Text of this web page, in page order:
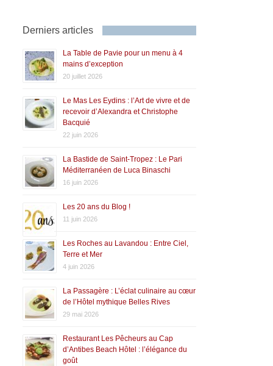
Derniers articles
La Table de Pavie pour un menu à 4
mains d’exception
20 juillet 2026
Le Mas Les Eydins : l’Art de vivre et de
recevoir d’Alexandra et Christophe
Bacquié
22 juin 2026
La Bastide de Saint-Tropez : Le Pari
Méditerranéen de Luca Binaschi
16 juin 2026
Les 20 ans du Blog !
11 juin 2026
Les Roches au Lavandou : Entre Ciel,
Terre et Mer
4 juin 2026
La Passagère : L’éclat culinaire au cœur
de l’Hôtel mythique Belles Rives
29 mai 2026
Restaurant Les Pêcheurs au Cap
d’Antibes Beach Hôtel : l’élégance du
goût